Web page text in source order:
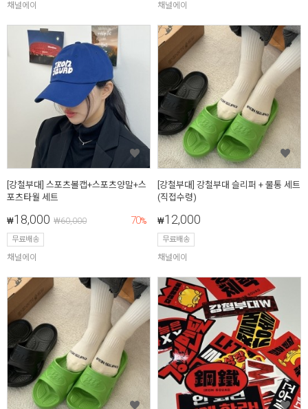
채널에이 채널에이
[강철부대] 스포츠볼캡+스포츠양말+스
포츠타월 세트
₩18,000 ₩60,000 70%
무료배송
채널에이
[강철부대] 강철부대 슬리퍼 + 물통 세트
(직접수령)
₩12,000
무료배송
채널에이